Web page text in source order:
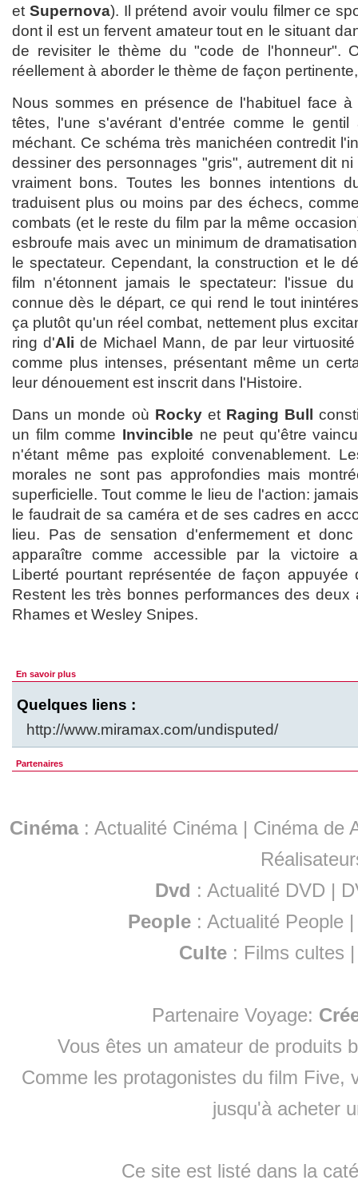
et Supernova). Il prétend avoir voulu filmer ce
dont il est un fervent amateur tout en le situant
de revisiter le thème du "code de l'honneur".
réellement à aborder le thème de façon
Nous sommes en présence de l'habituel face
têtes, l'une s'avérant d'entrée comme le
méchant. Ce schéma très manichéen contredit
dessiner des personnages "gris", autrement dit
vraiment bons. Toutes les bonnes intentions
traduisent plus ou moins par des échecs,
combats (et le reste du film par la même
esbroufe mais avec un minimum de
le spectateur. Cependant, la construction et le
film n'étonnent jamais le spectateur: l'issue
connue dès le départ, ce qui rend le tout
ça plutôt qu'un réel combat, nettement plus
ring d'Ali de Michael Mann, de par leur
comme plus intenses, présentant même un
leur dénouement est inscrit dans l'Histoire.
Dans un monde où Rockyet Raging Bull
un film comme Invincible ne peut qu'être
n'étant même pas exploité convenablement.
morales ne sont pas approfondies mais
superficielle. Tout comme le lieu de l'action:
le faudrait de sa caméra et de ses cadres en
lieu. Pas de sensation d'enfermement et
apparaître comme accessible par la victoire
Liberté pourtant représentée de façon appuyée
Restent les très bonnes performances des deux
Rhames et Wesley Snipes.
En savoir plus
Quelques liens :
http://www.miramax.com/undisputed/
Partenaires
Cinéma: Actualité Cinéma | Cinéma de
Dvd : Actualité DVD |
People :Actualité People
Culte : Films cultes
Partenaire Voyage:
Vous êtes un amateur de produits
Comme les protagonistes du film Five,
jusqu'à acheter
Ce site est listé dans la